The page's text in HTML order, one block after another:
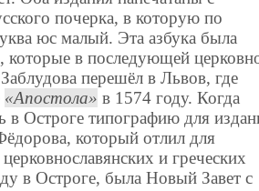
почерка, в которую по
юс малый. Эта азбука была
которые в последующей
перешёл в Львов, где
Апостола
в 1574 году. Когда
в Остроге типографию для
который отлил для
и греческих
в Остроге, была Новый Завет с